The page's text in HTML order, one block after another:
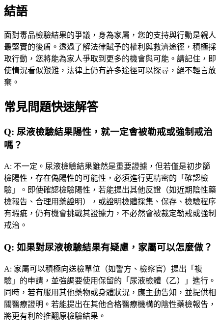
結語
面對毒品檢驗結果的爭議，身為家屬，您的支持與行動是親人
最堅實的後盾。透過了解法律賦予的權利與救濟途徑，積極採
取行動，您將能為家人爭取到更多的機會與可能。請記住，即
使情況看似艱難，法律上仍有許多途徑可以探尋，絕不輕言放
棄。
常見問題快速解答
Q: 尿液檢驗結果陽性，就一定會被勒戒或強制戒治
嗎？
A: 不一定。尿液檢驗結果雖然是重要證據，但若僅是初步篩
檢陽性，存在偽陽性的可能性，必須進行更精密的「確認檢
驗」。即使確認檢驗陽性，若能提出其他反證（如近期陰性藥
檢報告、合理用藥證明），或證明檢體採集、保存、檢驗程序
有瑕疵，仍有機會挑戰其證據力，不必然會被裁定勒戒或強制
戒治。
Q: 如果對尿液檢驗結果有疑慮，家屬可以怎麼做？
A: 家屬可以積極向送檢單位（如警方、檢察官）提出「複
驗」的申請，並強調要使用保留的「尿液檢體（乙）」進行。
同時，若有服用其他藥物或身體狀況，應主動告知，並提供相
關醫療證明。若能提出在其他合格醫療機構的陰性藥檢報告，
將更有利於推翻原檢驗結果。